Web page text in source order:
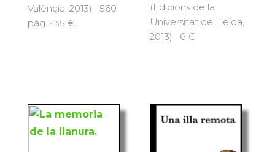
València, 2013) · 560
pàg. · 35 €
(Edicions de la
Universitat de Lleida,
2013) · 6 €